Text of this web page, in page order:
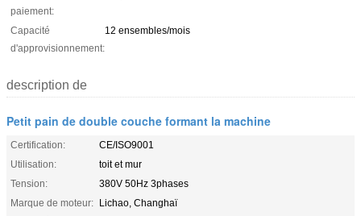
paiement:
Capacité
d'approvisionnement:
12 ensembles/mois
description de
Petit pain de double couche formant la machine
Certification:
CE/ISO9001
Utilisation:
toit et mur
Tension:
380V 50Hz 3phases
Marque de moteur: Lichao, Changhaï